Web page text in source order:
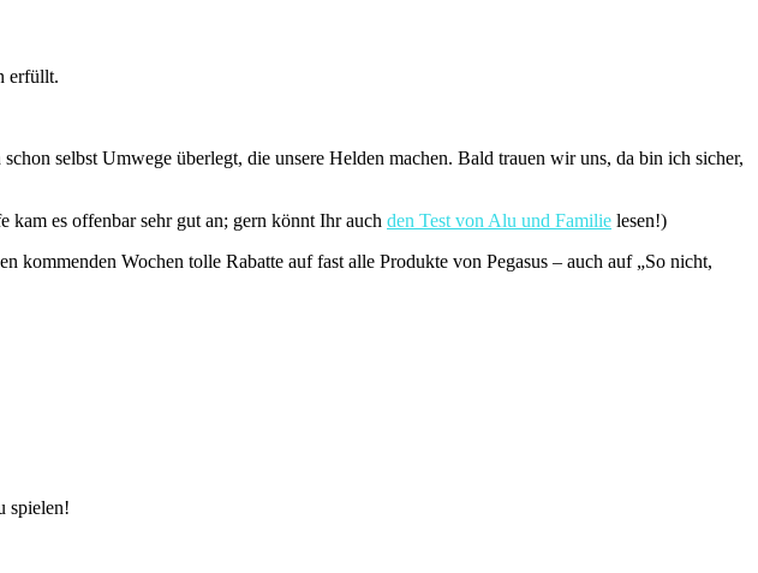
erfüllt.
selbst Umwege überlegt, die unsere Helden machen. Bald trauen wir uns, da bin ich sicher,
es offenbar sehr gut an; gern könnt Ihr auch den Test von Alu und Familie lesen!)
kommenden Wochen tolle Rabatte auf fast alle Produkte von Pegasus – auch auf „So nicht,
spielen!